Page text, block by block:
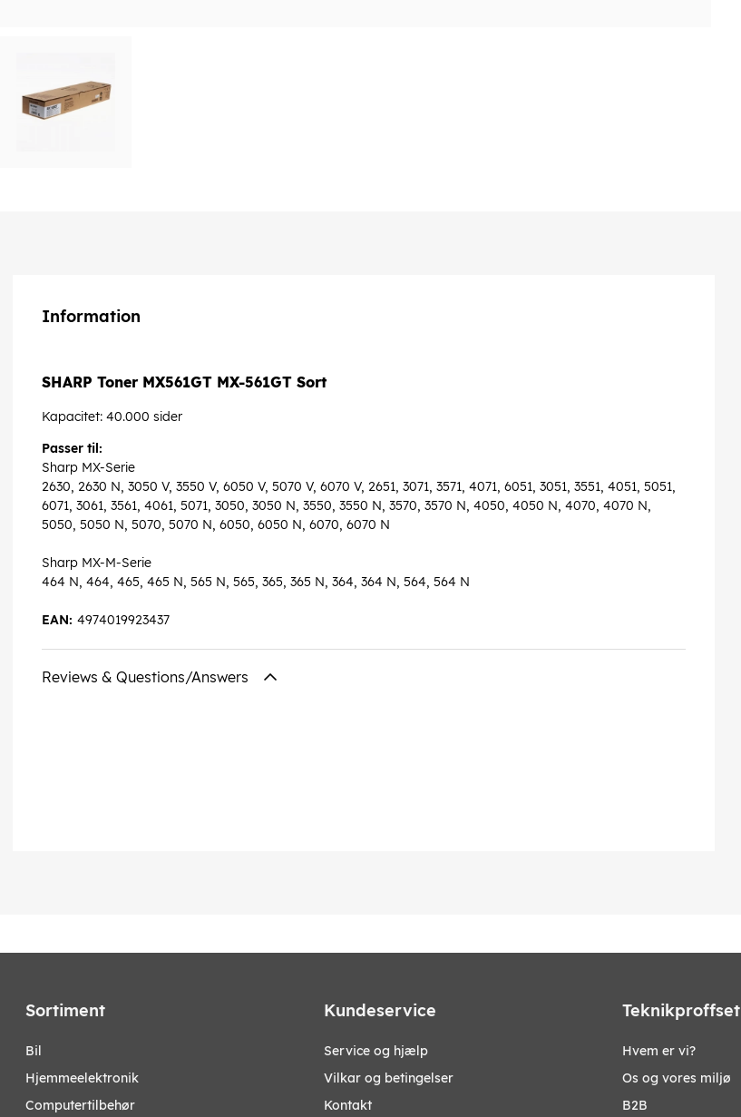
Information
SHARP Toner MX561GT MX-561GT Sort
Kapacitet: 40.000 sider
Passer til:
Sharp MX-Serie
2630, 2630 N, 3050 V, 3550 V, 6050 V, 5070 V, 6070 V, 2651, 3071, 3571, 4071, 6051, 3051, 3551, 4051, 5051,
6071, 3061, 3561, 4061, 5071, 3050, 3050 N, 3550, 3550 N, 3570, 3570 N, 4050, 4050 N, 4070, 4070 N,
5050, 5050 N, 5070, 5070 N, 6050, 6050 N, 6070, 6070 N
Sharp MX-M-Serie
464 N, 464, 465, 465 N, 565 N, 565, 365, 365 N, 364, 364 N, 564, 564 N
4974019923437
EAN:
Reviews & Questions/Answers
Sortiment
bil
hjemmeelektronik
computertilbehør
Kundeservice
Service og hjælp
Vilkar og betingelser
Kontakt
Teknikproffset
Hvem er vi?
Os og vores miljø
B2B